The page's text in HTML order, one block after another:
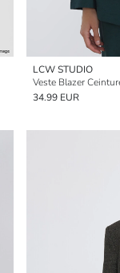
LCW STUDIO
Veste Blazer
34.99 EUR